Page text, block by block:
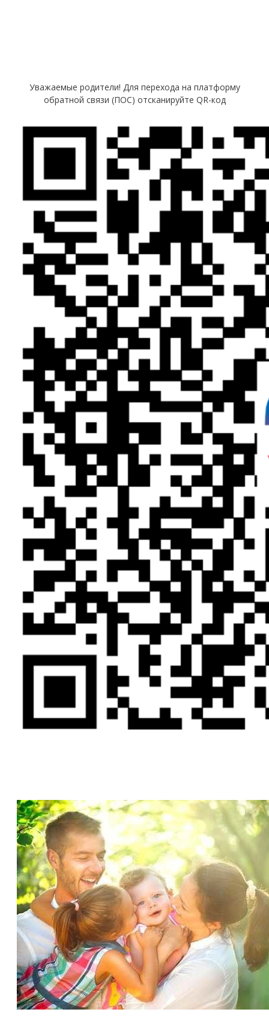
Уважаемые родители! Для перехода на платформу
обратной связи (ПОС) отсканируйте QR-код